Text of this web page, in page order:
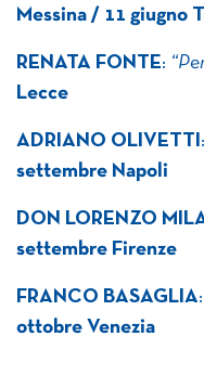
Messina / 11 giugno
RENATA FONTE:
Lecce
ADRIANO OLIVETTI :
settembre Napoli
DON LORENZO
settembre Firenze
FRANCO BASAGLIA:
ottobre Venezia